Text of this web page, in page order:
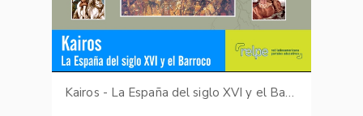
Kairos - La España del siglo XVI y el Barroco